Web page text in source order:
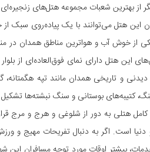
از بهترین شعبات مجموعه هتل‌های
هتل می‌توانند با یک پیاده‌روی سبک از
خود در یکی از خوش آب و هواترین مناطق
این هتل دارای نمای فوق‌العاده‌ای
و تاریخی همدان مانند تپه هگمتانه،
کتیبه‌های بوستانی و سنگ نبشته‌ها
کامل هتلی به دور از شلوغی و هرج و مرج
دنیا است. اگر به دنبال تفریحات مهیج